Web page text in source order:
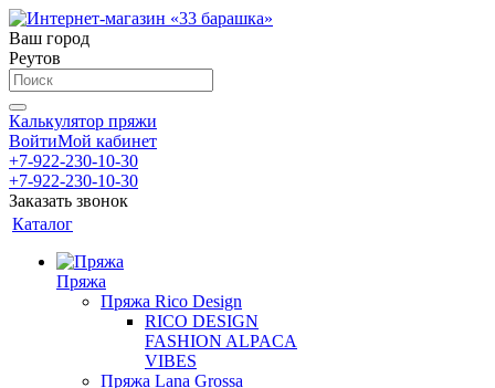
Ваш город
Реутов
Калькулятор пряжи
ВойтиМой кабинет
+7-922-230-10-30
+7-922-230-10-30
Заказать звонок
Каталог
Пряжа
Пряжа Rico Design
RICO DESIGN
FASHION ALPACA
VIBES
Пряжа Lana Grossa